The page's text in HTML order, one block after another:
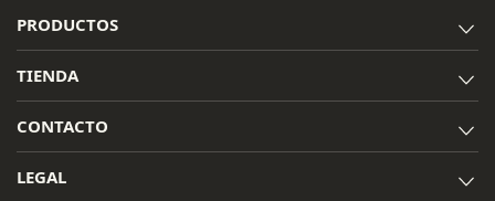
PRODUCTOS
TIENDA
CONTACTO
LEGAL